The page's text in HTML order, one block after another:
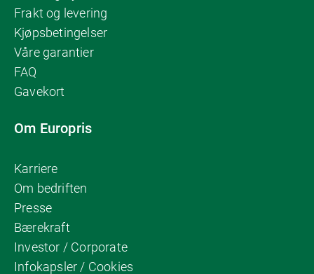
Frakt og levering
Kjøpsbetingelser
Våre garantier
FAQ
Gavekort
Om Europris
Karriere
Om bedriften
Presse
Bærekraft
Investor / Corporate
Infokapsler / Cookies